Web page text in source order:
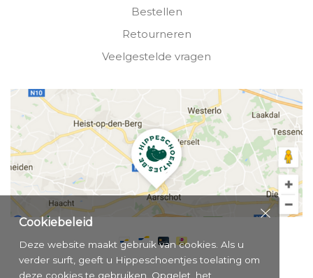
Bestellen
Retourneren
Veelgestelde vragen
Cookiebeleid
Deze website maakt gebruik van cookies. Als u
verder surft, geeft u Hippeschoentjes toelating om
deze cookies te gebruiken. Opgelet, het